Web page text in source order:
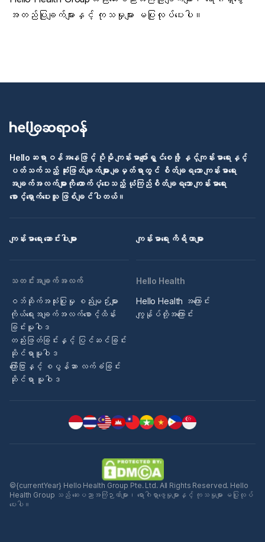
အတည်ပြုချက်များနှင့် ကုသမှုများ မပြုလုပ်ပေးပါ။
Helloဆရာဝန်အနေဖြင့် ပိုမို ကျန်းမာပျော်ရွှင်စေဖို့ နှင့်ကျန်းမာရေးနှင့်
ပတ်သက်သည့် ဆုံးဖြတ်ချက်များ ချမှတ်ရာတွင် စိတ်ချရသော ကျန်းမာရေး
အချက်အလက်များကို ထောက်ပံ့ပေးသည့် ယုံကြည်စိတ်ချရသော ကျန်းမာရေး
စောင့်ရှောက်ပေးသူ ဖြစ်ချင်ပါတယ်။
ကျန်းမာရေး ဆောင်းပါးများ ကျန်းမာရေး ကိရိယာများ
သတင်းအချက်အလက်
ဝဘ်ဆိုက်အသုံးပြုမှု စည်းမျဉ်းများ
ကိုယ်ရေးအချက်အလက်စောင့်ထိန်း
ခြင်းမူဝါဒ
တည်းဖြတ်ခြင်းနှင့် ပြင်ဆင်ခြင်း
ဆိုင်ရာမူဝါဒ
ကြော်ငြာနှင့် စပွန်ဆာ လက်ခံခြင်း
ဆိုင်ရာ မူဝါဒ
Hello Health
Hello Health အကြောင်း
ကျွန်ုပ်တို့အကြောင်း
©{currentYear} Hello Health Group Pte. Ltd. All Rights Reserved. Hello
Health Group သည် ဆေးပညာအကြံဉာဏ်များ၊ ရောဂါရှာဖွေမှုများနှင့် ကုသမှုများ မပြုလုပ်
ပေးပါ။